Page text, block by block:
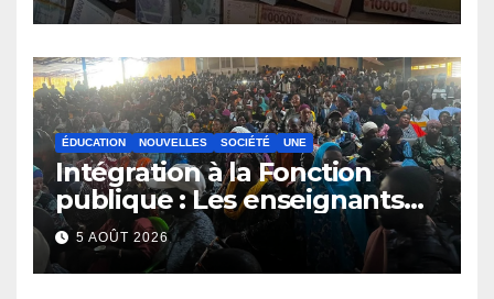
ÉDUCATION NOUVELLES SOCIÉTÉ UNE
Intégration à la Fonction
publique : Les enseignants
contractuels haussent le ton
et menacent
5 AOÛT 2026